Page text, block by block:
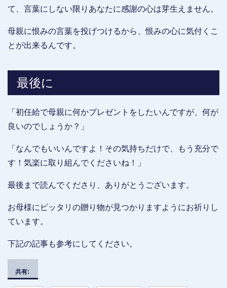
て、言葉にしない限りあなたに感謝の心は芽生えません。
母親に恨みの言葉を投げつけるから、恨みの心に気付くこ
とが出来るんです。
最後に
「初任給で母親に何かプレゼントをしたいんですが、何が
良いのでしょうか？」
「なんでもいいんですよ！その気持ちだけで、もう充分で
す！気楽に取り組んでくださいね！」
最後まで読んでくださり、ありがとうございます。
お母様にピッタリの贈り物が見つかりますようにお祈りし
ています。
下記の記事も参考にしてください。
共有: